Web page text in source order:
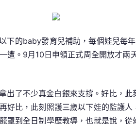
下的baby發育兒補助，每個娃兒每
。9月10日申領正式周全開放才
出了不少真金白銀來支撐。好比，
比，此刻照護三歲以下娃的監護
到全日制學歷教導，也就是說，